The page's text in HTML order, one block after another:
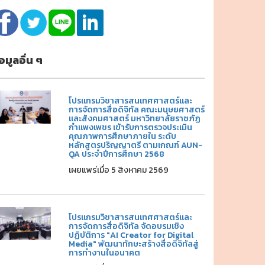
มูลอื่น ๆ
โปรแกรมวิชาสารสนเทศศาสตร์และ
การจัดการสื่อดิจิทัล คณะมนุษยศาสตร์
และสังคมศาสตร์ มหาวิทยาลัยราชภัฏ
กำแพงเพชร เข้ารับการตรวจประเมิน
คุณภาพการศึกษาภายใน ระดับ
หลักสูตรปริญญาตรี ตามเกณฑ์ AUN-
QA ประจำปีการศึกษา 2568
เผยแพร่เมื่อ 5 สิงหาคม 2569
โปรแกรมวิชาสารสนเทศศาสตร์และ
การจัดการสื่อดิจิทัล จัดอบรมเชิง
ปฏิบัติการ "AI Creator for Digital
Media" พัฒนาทักษะสร้างสื่อดิจิทัลสู่
การทำงานในอนาคต